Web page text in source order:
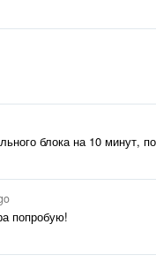
блока на 10 минут,
попробую!